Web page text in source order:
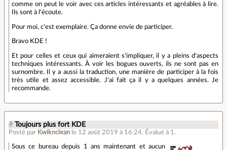
comme on peut le voir avec ces articles intéressants et agréables à lire.
Ils sont à l'écoute.
Pour moi, c'est exemplaire. Ça donne envie de participer.
Bravo KDE !
Et pour celles et ceux qui aimeraient s'impliquer, il y a pleins d'aspects
techniques intéressants. À voir les bogues ouverts, ils ne sont pas en
surnombre. Il y a aussi la traduction, une manière de participer à la fois
très utile et assez accessible. J'ai fait ça il y a quelques années. Je
recommande.
# Toujours plus fort KDE
Posté par Kwiknclean le 12 août 2019 à 16:24. Évalué à 1 .
Sous ce bureau depuis 1 ans maintenant et aucun